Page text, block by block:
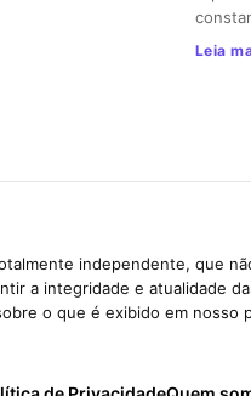
Leia
independente, que
a integridade e atualidade
o que é exibido em